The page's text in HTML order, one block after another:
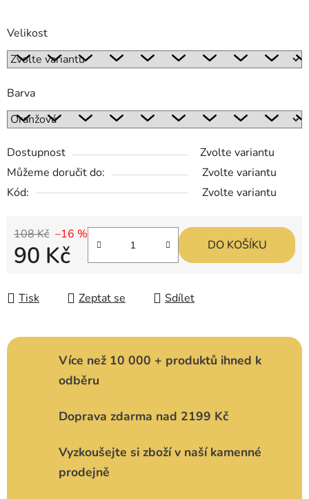
Velikost
Barva
Dostupnost
Zvolte variantu
Můžeme doručit do:
Zvolte variantu
Kód:
Zvolte variantu
108 Kč –16 %
90 Kč DO KOŠÍKU
Tisk Zeptat se Sdílet
Více než 10 000 + produktů ihned k
odběru
Doprava zdarma nad 2199 Kč
Vyzkoušejte si zboží v naší kamenné
prodejně